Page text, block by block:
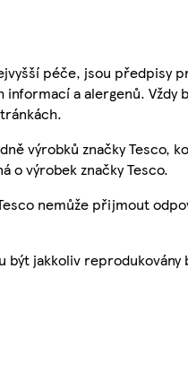
péče, jsou předpisy
a alergenů.
výrobků značky Tesco,
o výrobek značky Tesco.
nemůže přijmout
jakkoliv